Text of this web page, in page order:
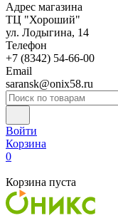
Адрес магазина
ТЦ "Хороший"
ул. Лодыгина, 14
Телефон
+7 (8342) 54-66-00
Email
saransk@onix58.ru
Войти
Корзина
0
Корзина пуста